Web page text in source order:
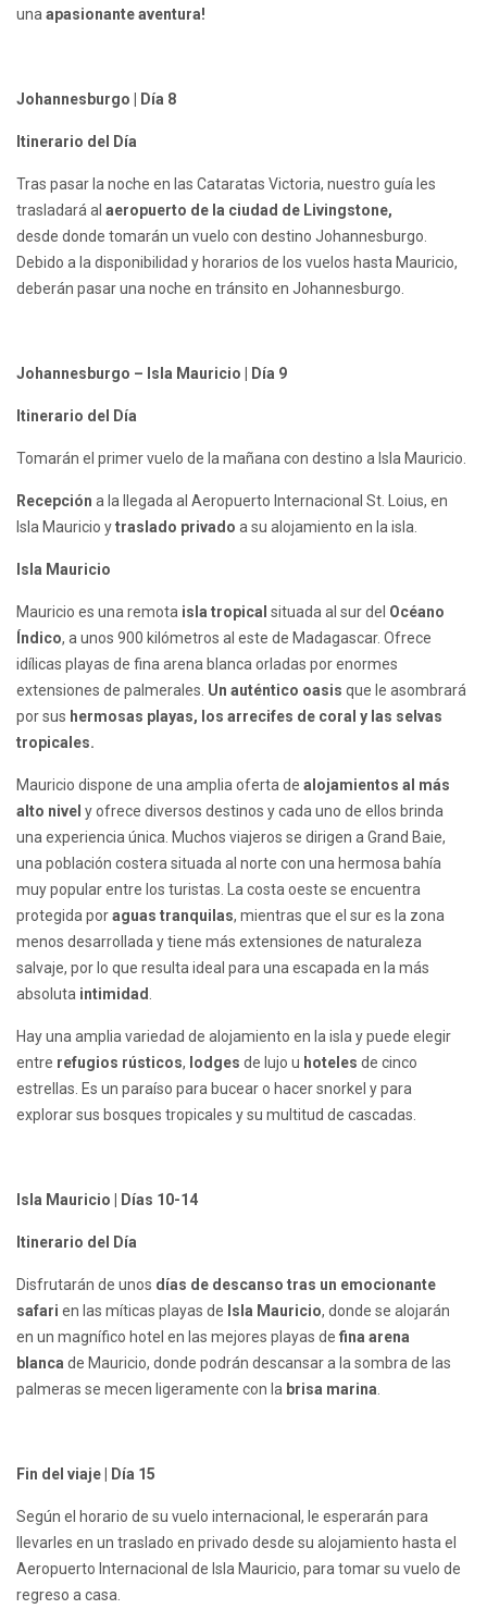
unaapasionante aventura!
Johannesburgo | Día 8
Itinerario del Día
Tras pasar la noche en las Cataratas Victoria, nuestro guía les
trasladará al aeropuerto de la ciudad de Livingstone,
desde donde tomarán un vuelo con destino Johannesburgo.
Debido a la disponibilidad y horarios de los vuelos hasta Mauricio,
deberán pasar una noche en tránsito en Johannesburgo.
Johannesburgo – Isla Mauricio | Día 9
Itinerario del Día
Tomarán el primer vuelo de la mañana con destino a Isla Mauricio.
Recepción a la llegada al Aeropuerto Internacional St. Loius, en
Isla Mauricio ytraslado privado a su alojamiento en la isla.
Isla Mauricio
Mauricio es una remota isla tropical situada al sur del Océano
Índico, a unos 900 kilómetros al este de Madagascar. Ofrece
idílicas playas de fina arena blanca orladas por enormes
extensiones de palmerales. Un auténtico oasis que le asombrará
por sus hermosas playas, los arrecifes de coral y las selvas
tropicales.
Mauricio dispone de una amplia oferta de alojamientos al más
alto nivel y ofrece diversos destinos y cada uno de ellos brinda
una experiencia única. Muchos viajeros se dirigen a Grand Baie,
una población costera situada al norte con una hermosa bahía
muy popular entre los turistas. La costa oeste se encuentra
protegida poraguas tranquilas, mientras que el sur es la zona
menos desarrollada y tiene más extensiones de naturaleza
salvaje, por lo que resulta ideal para una escapada en la más
absoluta intimidad.
Hay una amplia variedad de alojamiento en la isla y puede elegir
entre refugios rústicos, lodges de lujo u hoteles de cinco
estrellas. Es un paraíso para bucear o hacer snorkel y para
explorar sus bosques tropicales y su multitud de cascadas.
Isla Mauricio | Días 10-14
Itinerario del Día
Disfrutarán de unos días de descanso tras un emocionante
safari en las míticas playas de Isla Mauricio, donde se alojarán
en un magnífico hotel en las mejores playas de fina arena
blanca de Mauricio, donde podrán descansar a la sombra de las
palmeras se mecen ligeramente con la brisa marina.
Fin del viaje | Día 15
Según el horario de su vuelo internacional, le esperarán para
llevarles en un traslado en privado desde su alojamiento hasta el
Aeropuerto Internacional de Isla Mauricio, para tomar su vuelo de
regreso a casa.